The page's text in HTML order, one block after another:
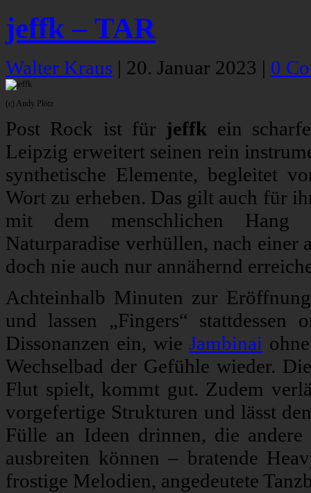
jeffk – TAR
Walter Kraus | 20. Januar 2023 | 0
(c) Andy Plötz
Post Rock ist für jeffk ein
Leipzig erweitert seinen rein
synthetische Elemente, begleitet
Wort zu erheben. Das gilt auch für
mit dem menschlichen Hang
Naturparadise verhüllen, nach einer
doch nie auch nur annähernd
Achteinhalb Minuten zur
und lassen „Fingers“ stattdessen
Dissonanzen ein, wieJambinai
Wechselbad der Gefühle wieder.
Flut spielt, kommt gut. Zudem
vorgefertige Strukturen und lässt
Fülle an Ideen drinnen, die
ausbreiten können – bratende
frostige Melodien, angedeutete